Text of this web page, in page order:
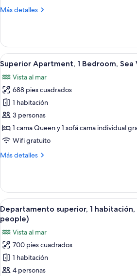
al
people)
Más detalles
Más
superior,
habitación,
vista
al
mar
(2
people)
Abrir
todas
las
fotos
de
Superior
Apartment,
1
Bedroom,
Sea
people)
Un
11
Superior Apartment, 1 Bedroom,
Vista al mar
688 pies cuadrados
1 habitación
3 personas
1 cama Queen y 1 sofá cama individual
Wifi gratuito
Más detalles
Más
Apartment,
Bedroom,
Sea
View
(3
people)
Abrir
todas
las
fotos
de
Departamento
superior,
Un
11
Departamento superior, 1
people)
Vista al mar
700 pies cuadrados
1 habitación
4 personas